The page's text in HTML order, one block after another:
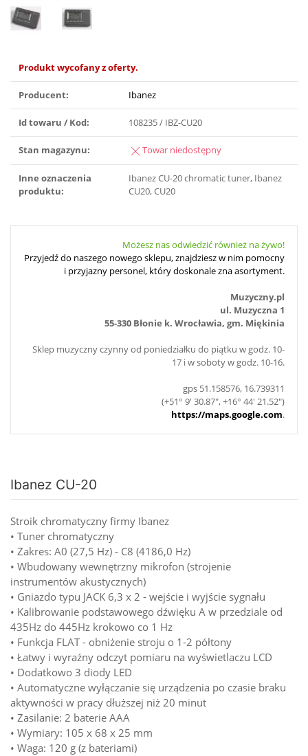
Produkt wycofany z oferty.
Producent: Ibanez
Id towaru / Kod: 108235 / IBZ-CU20
Stan magazynu: Towar niedostępny
Inne oznaczenia
produktu:
Ibanez CU-20 chromatic tuner, Ibanez
CU20, CU20
Możesz nas odwiedzić również na żywo!
Przyjedź do naszego nowego sklepu, znajdziesz w nim pomocny
i przyjazny personel, który doskonale zna asortyment.
Muzyczny.pl
ul. Muzyczna 1
55-330 Błonie k. Wrocławia, gm. Miękinia
Sklep muzyczny czynny od poniedziałku do piątku w godz. 10-
17 i w soboty w godz. 10-16.
gps 51.158576, 16.739311
(+51° 9' 30.87", +16° 44' 21.52")
https://maps.google.com.
Ibanez CU-20
Stroik chromatyczny firmy Ibanez
• Tuner chromatyczny
• Zakres: A0 (27,5 Hz) - C8 (4186,0 Hz)
• Wbudowany wewnętrzny mikrofon (strojenie
instrumentów akustycznych)
• Gniazdo typu JACK 6,3 x 2 - wejście i wyjście sygnału
• Kalibrowanie podstawowego dźwięku A w przedziale od
435Hz do 445Hz krokowo co 1 Hz
• Funkcja FLAT - obniżenie stroju o 1-2 półtony
• Łatwy i wyraźny odczyt pomiaru na wyświetlaczu LCD
• Dodatkowo 3 diody LED
• Automatyczne wyłączanie się urządzenia po czasie braku
aktywności w pracy dłuższej niż 20 minut
• Zasilanie: 2 baterie AAA
• Wymiary: 105 x 68 x 25 mm
• Waga: 120 g (z bateriami)